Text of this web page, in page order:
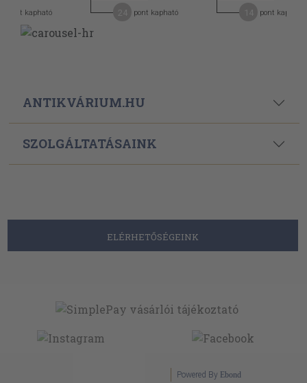
pont kapható pont kapható pont kapható
ANTIKVÁRIUM.HU
SZOLGÁLTATÁSAINK
ELÉRHETŐSÉGEINK
Powered By Ebond